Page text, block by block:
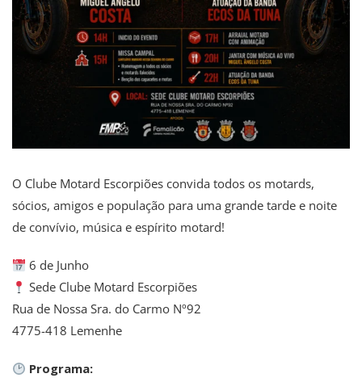
O Clube Motard Escorpiões convida todos os motards,
sócios, amigos e população para uma grande tarde e noite
de convívio, música e espírito motard!
6 de Junho
Sede Clube Motard Escorpiões
Rua de Nossa Sra. do Carmo Nº92
4775-418 Lemenhe
Programa: